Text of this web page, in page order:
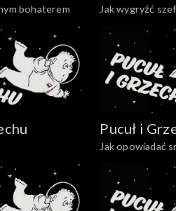
bohaterem Jak wygryźć
Pucuł i
Jak opowiadać